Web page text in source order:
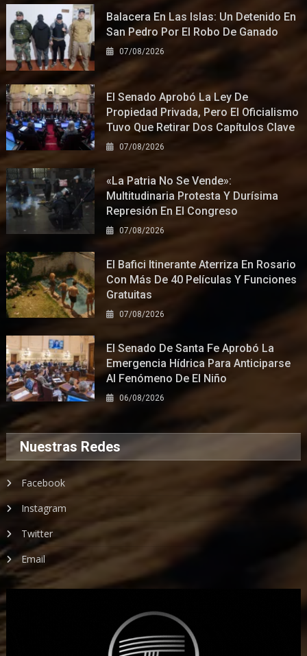
Balacera En Las Islas: Un Detenido En
San Pedro Por El Robo De Ganado
07/08/2026
El Senado Aprobó La Ley De
Propiedad Privada, Pero El Oficialismo
Tuvo Que Retirar Dos Capítulos Clave
07/08/2026
«La Patria No Se Vende»:
Multitudinaria Protesta Y Durísima
Represión En El Congreso
07/08/2026
El Bafici Itinerante Aterriza En Rosario
Con Más De 40 Películas Y Funciones
Gratuitas
07/08/2026
El Senado De Santa Fe Aprobó La
Emergencia Hídrica Para Anticiparse
Al Fenómeno De El Niño
06/08/2026
Nuestras Redes
Facebook
Instagram
Twitter
Email